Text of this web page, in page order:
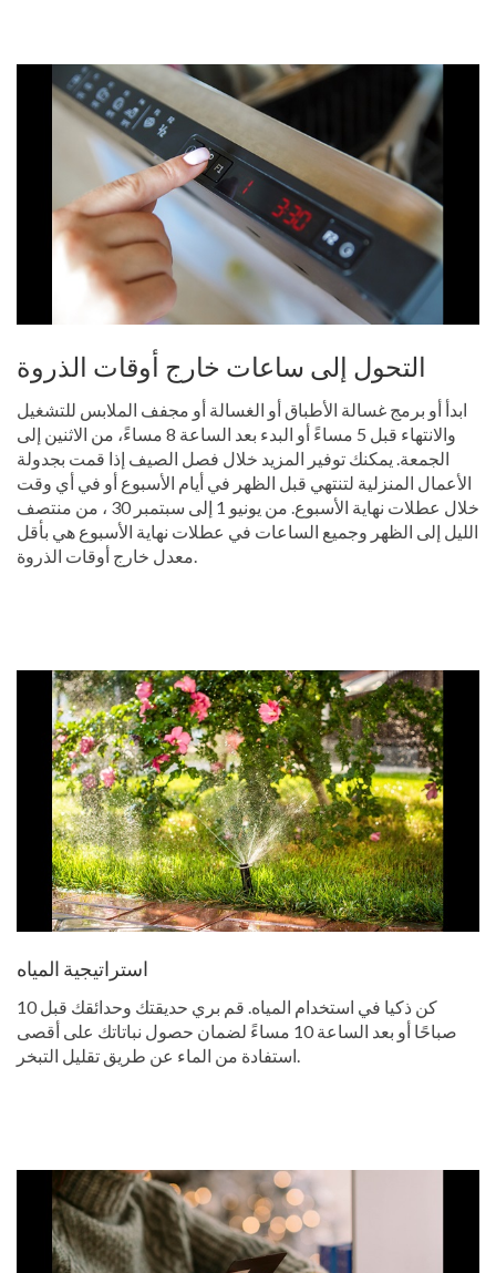
التحول إلى ساعات خارج أوقات الذروة
ابدأ أو برمج غسالة الأطباق أو الغسالة أو مجفف الملابس للتشغيل
والانتهاء قبل 5 مساءً أو البدء بعد الساعة 8 مساءً، من الاثنين إلى
الجمعة. يمكنك توفير المزيد خلال فصل الصيف إذا قمت بجدولة
الأعمال المنزلية لتنتهي قبل الظهر في أيام الأسبوع أو في أي وقت
خلال عطلات نهاية الأسبوع. من يونيو 1 إلى سبتمبر 30 ، من منتصف
الليل إلى الظهر وجميع الساعات في عطلات نهاية الأسبوع هي بأقل
معدل خارج أوقات الذروة.
استراتيجية المياه
كن ذكيا في استخدام المياه. قم بري حديقتك وحدائقك قبل 10
صباحًا أو بعد الساعة 10 مساءً لضمان حصول نباتاتك على أقصى
استفادة من الماء عن طريق تقليل التبخر.